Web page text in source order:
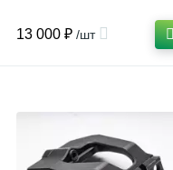
13 000 ₽ /шт